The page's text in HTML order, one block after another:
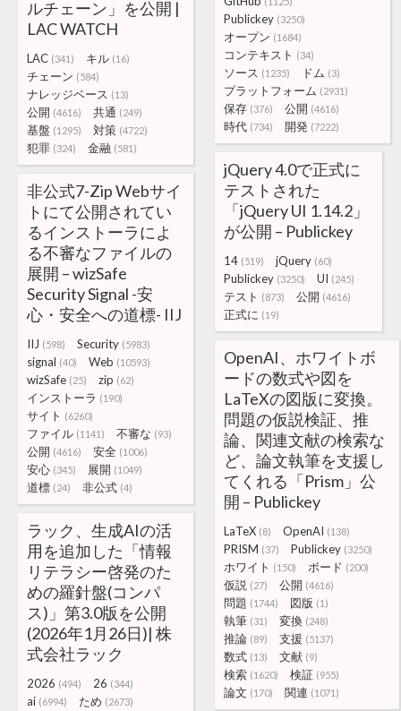
Publickey (3250)
オープン (1684)
コンテキスト (34)
ソース (1235) ドム (3)
プラットフォーム (2931)
保存 (376) 公開 (4616)
時代 (734) 開発 (7222)
ルチェーン」を公開 |
LAC WATCH
LAC (341) キル (16)
チェーン (584)
ナレッジベース (13)
公開 (4616) 共通 (249)
基盤 (1295) 対策 (4722)
犯罪 (324) 金融 (581)
jQuery 4.0で正式に
テストされた
「jQuery UI 1.14.2」
が公開 – Publickey
14 (519) jQuery (60)
Publickey (3250) UI (245)
テスト (873) 公開 (4616)
正式に (19)
非公式7-Zip Webサイ
トにて公開されてい
るインストーラによ
る不審なファイルの
展開 – wizSafe
Security Signal -安
心・安全への道標- IIJ
IIJ (598) Security (5983)
signal (40) Web (10593)
wizSafe (25) zip (62)
インストーラ (190)
サイト (6260)
ファイル (1141) 不審な (93)
公開 (4616) 安全 (1006)
安心 (345) 展開 (1049)
道標 (24) 非公式 (4)
OpenAI、ホワイトボ
ードの数式や図を
LaTeXの図版に変換。
問題の仮説検証、推
論、関連文献の検索な
ど、論文執筆を支援し
てくれる「Prism」公
開 – Publickey
LaTeX (8) OpenAI (138)
PRISM (37) Publickey (3250)
ホワイト (150) ボード (200)
仮説 (27) 公開 (4616)
問題 (1744) 図版 (1)
執筆 (31) 変換 (248)
推論 (89) 支援 (5137)
数式 (13) 文献 (9)
検索 (1620) 検証 (955)
論文 (170) 関連 (1071)
ラック、生成AIの活
用を追加した「情報
リテラシー啓発のた
めの羅針盤(コンパ
ス)」第3.0版を公開
(2026年1月26日)| 株
式会社ラック
2026 (494) 26 (344)
ai (6994) ため (2673)